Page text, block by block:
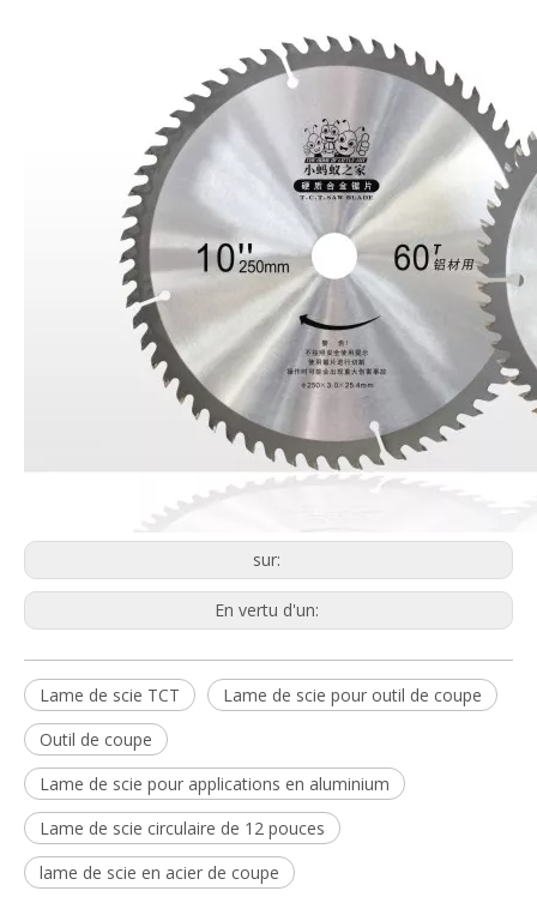
sur:
En vertu d'un:
Lame de scie TCT
Lame de scie pour outil de coupe
Outil de coupe
Lame de scie pour applications en aluminium
Lame de scie circulaire de 12 pouces
lame de scie en acier de coupe